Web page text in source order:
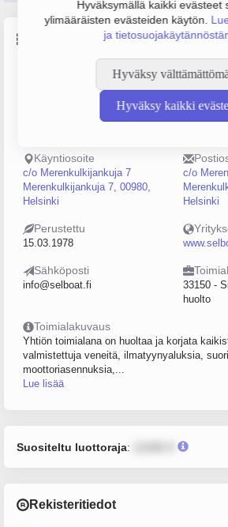
Hyväksymällä kaikki evästeet
ylimääräisten evästeiden käytön.
ja
Hyväksy
Hyväksy kaikki
0–4
Käyntiosoite
c/o Merenkulkijankuja 7
Merenkulkijankuja 7, 00980,
Helsinki
c/o
Helsinki
Perustettu
15.03.1978
Sähköposti
info@selboat.fi
33150 -
huolto
Toimialakuvaus
Yhtiön toimialana on huoltaa ja korjata
valmistettuja veneitä, ilmatyynyaluksia,
moottoriasennuksia,...
Lue lisää
Suositeltu luottoraja:
Rekisteritiedot